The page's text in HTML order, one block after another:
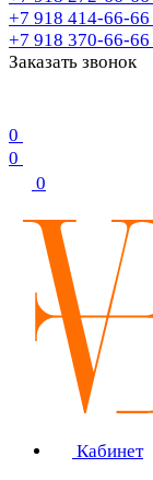
+7 918 414-66-66
+7 918 370-66-66
Заказать звонок
0
0
0
Кабинет